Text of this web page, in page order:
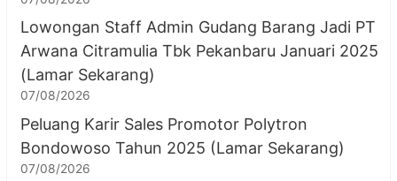
Lowongan Staff Admin Gudang Barang Jadi PT
Arwana Citramulia Tbk Pekanbaru Januari 2025
(Lamar Sekarang)
07/08/2026
Peluang Karir Sales Promotor Polytron
Bondowoso Tahun 2025 (Lamar Sekarang)
07/08/2026